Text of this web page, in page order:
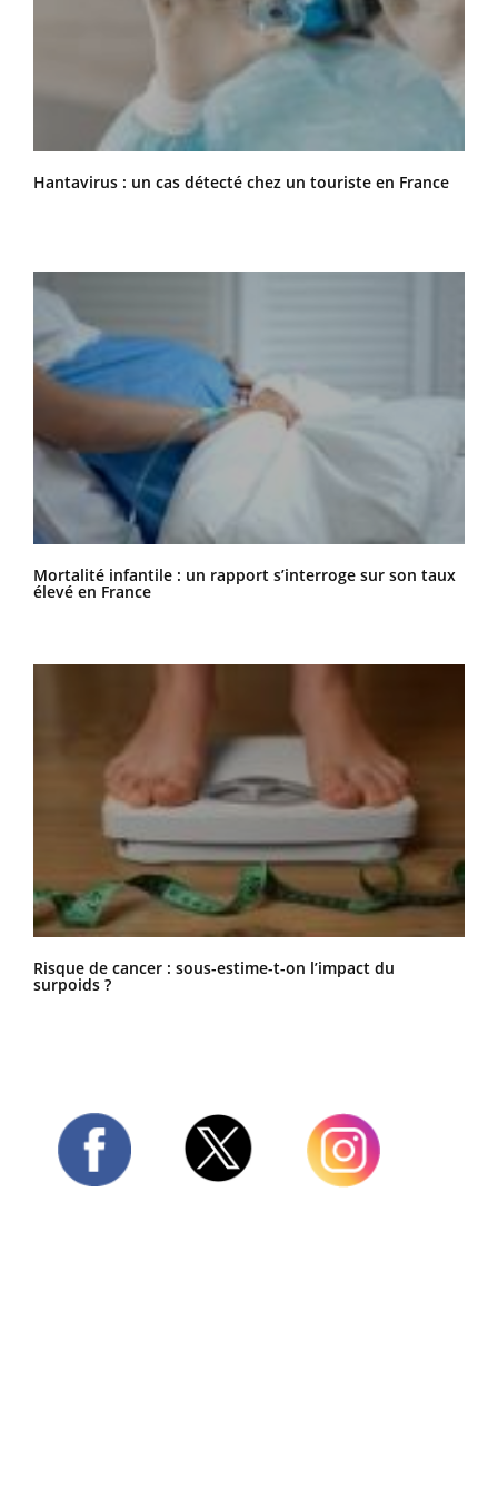
Hantavirus : un cas détecté chez un touriste en France
Mortalité infantile : un rapport s’interroge sur son taux
élevé en France
Risque de cancer : sous-estime-t-on l’impact du
surpoids ?